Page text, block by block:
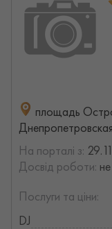
площадь
На порталі з:
Досвід роботи:
Послуги та ціни:
DJ